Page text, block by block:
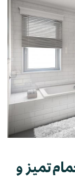
تمیز و